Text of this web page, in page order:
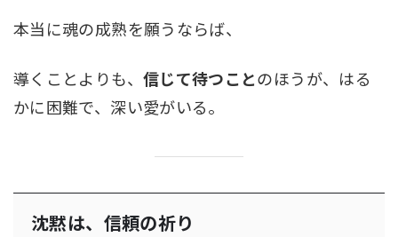
本当に魂の成熟を願うならば、
導くことよりも、 信じて待つことのほうが、はる
かに困難で、深い愛がいる。
沈黙は、信頼の祈り